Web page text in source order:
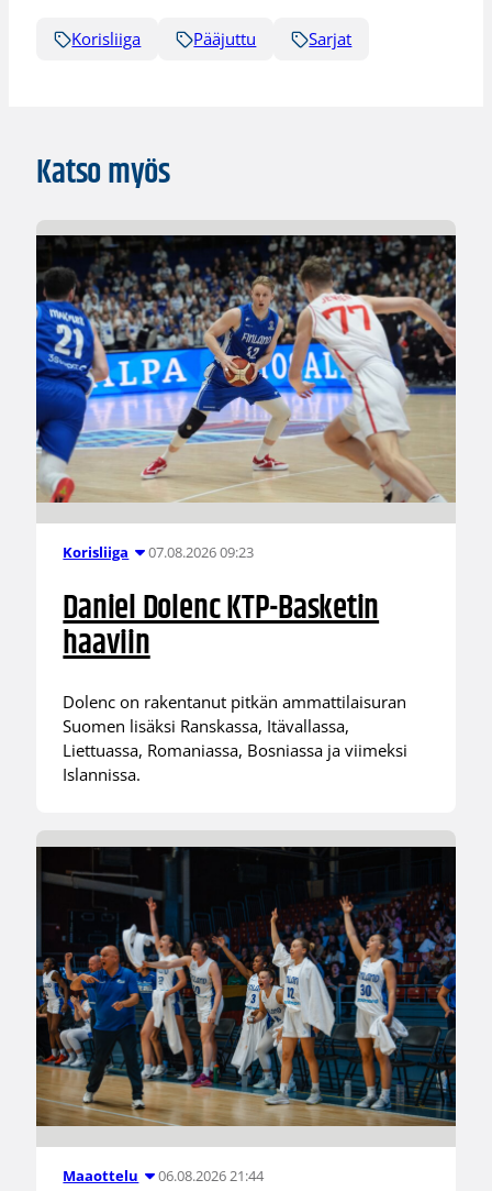
Korisliiga Pääjuttu Sarjat
Katso myös
Korisliiga 07.08.2026 09:23
Daniel Dolenc KTP-Basketin
haaviin
Dolenc on rakentanut pitkän ammattilaisuran
Suomen lisäksi Ranskassa, Itävallassa,
Liettuassa, Romaniassa, Bosniassa ja viimeksi
Islannissa.
Maaottelu 06.08.2026 21:44